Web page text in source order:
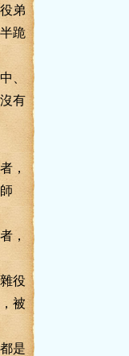
弟
跪
、
有
，
，
役
被
是